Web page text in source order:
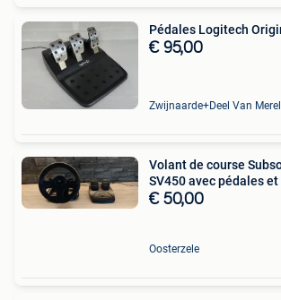
Pédales Logitech
€ 95,00
Volant de course
SV450 avec pédales et
€ 50,00
Oosterzele